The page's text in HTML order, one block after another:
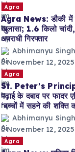
Agra
Agra News: डौकी में
खुलासा; 1.6 किलो
अपराधी गिरफ्तार
Abhimanyu Singh
November 12, 2025
Agra
St. Peter’s
पढ़ाई के दबाव पर फादर
‘बच्चों में सहने की शक्ति
Abhimanyu Singh
November 12, 2025
Agra